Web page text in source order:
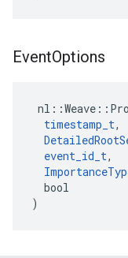
EventOptions
timestamp_t,
event_id_t,
  bool
)